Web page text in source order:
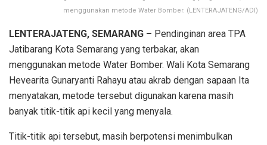
menggunakan metode Water Bomber. (LENTERAJATENG/ADI)
LENTERAJATENG, SEMARANG – Pendinginan area TPA
Jatibarang Kota Semarang yang terbakar, akan
menggunakan metode Water Bomber. Wali Kota Semarang
Hevearita Gunaryanti Rahayu atau akrab dengan sapaan Ita
menyatakan, metode tersebut digunakan karena masih
banyak titik-titik api kecil yang menyala.
Titik-titik api tersebut, masih berpotensi menimbulkan